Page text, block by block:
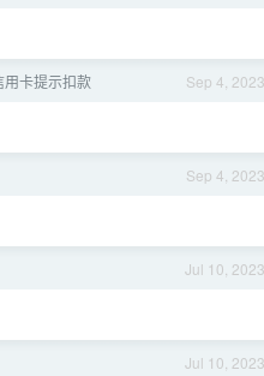
Sep 4, 2023
卡提示扣款
Sep 4, 2023
Jul 10, 2023
Jul 10, 2023